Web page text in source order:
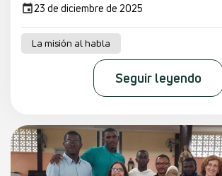
23 de diciembre de 2025
La misión al habla
Seguir leyendo